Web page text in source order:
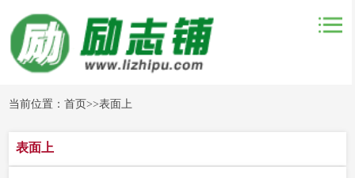
当前位置：首页>>表面上
表面上